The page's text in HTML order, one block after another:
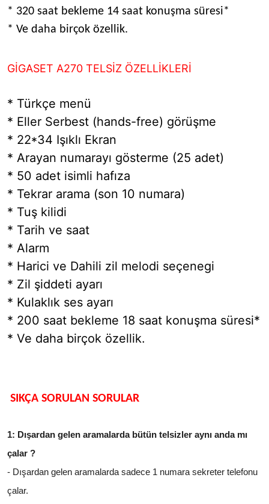
* 320 saat bekleme 14 saat konuşma süresi*
* Ve daha birçok özellik.
GİGASET A270 TELSİZ ÖZELLİKLERİ
* Türkçe menü
* Eller Serbest (hands-free) görüşme
* 22*34 Işıklı Ekran
* Arayan numarayı gösterme (25 adet)
* 50 adet isimli hafıza
* Tekrar arama (son 10 numara)
* Tuş kilidi
* Tarih ve saat
* Alarm
* Harici ve Dahili zil melodi seçenegi
* Zil şiddeti ayarı
* Kulaklık ses ayarı
* 200 saat bekleme 18 saat konuşma süresi*
* Ve daha birçok özellik.
SIKÇA SORULAN SORULAR
1: Dışardan gelen aramalarda bütün telsizler aynı anda mı
çalar ?
- Dışardan gelen aramalarda sadece 1 numara sekreter telefonu
çalar.